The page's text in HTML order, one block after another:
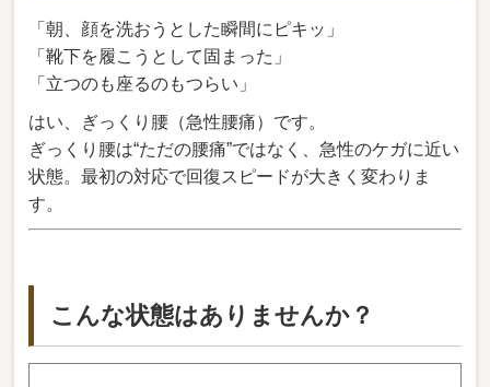
「朝、顔を洗おうとした瞬間にピキッ」
「靴下を履こうとして固まった」
「立つのも座るのもつらい」
はい、ぎっくり腰（急性腰痛）です。
ぎっくり腰は“ただの腰痛”ではなく、急性のケガに近い
状態。最初の対応で回復スピードが大きく変わりま
す。
こんな状態はありませんか？